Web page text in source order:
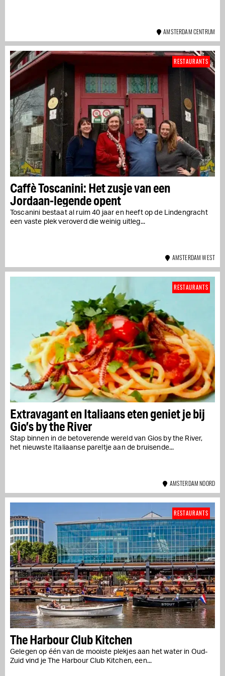
AMSTERDAM CENTRUM
Caffè Toscanini: Het zusje van een
Jordaan-legende opent
Toscanini bestaat al ruim 40 jaar en heeft op de Lindengracht
een vaste plek veroverd die weinig uitleg...
RESTAURANTS
AMSTERDAM WEST
Extravagant en Italiaans eten geniet je bij
Gio’s by the River
Stap binnen in de betoverende wereld van Gios by the River,
het nieuwste Italiaanse pareltje aan de bruisende...
RESTAURANTS
AMSTERDAM NOORD
The Harbour Club Kitchen
Gelegen op één van de mooiste plekjes aan het water in Oud-
Zuid vind je The Harbour Club Kitchen, een...
RESTAURANTS